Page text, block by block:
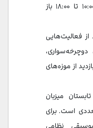
مه تا ۳۰ سپتامبر، از ساعت ۱۰:۰۰ تا ۱۸:۰۰ باز
از فعالیت‌هایی
دوچرخه‌سواری،
از موزه‌های
میزبان
است. برای